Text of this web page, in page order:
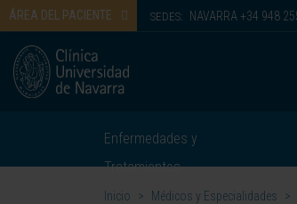
ÁREA DEL PACIENTE SEDES: NAVARRA +34 948
Enfermedades y
Tratamientos
Inicio > Médicos y Especialidades >